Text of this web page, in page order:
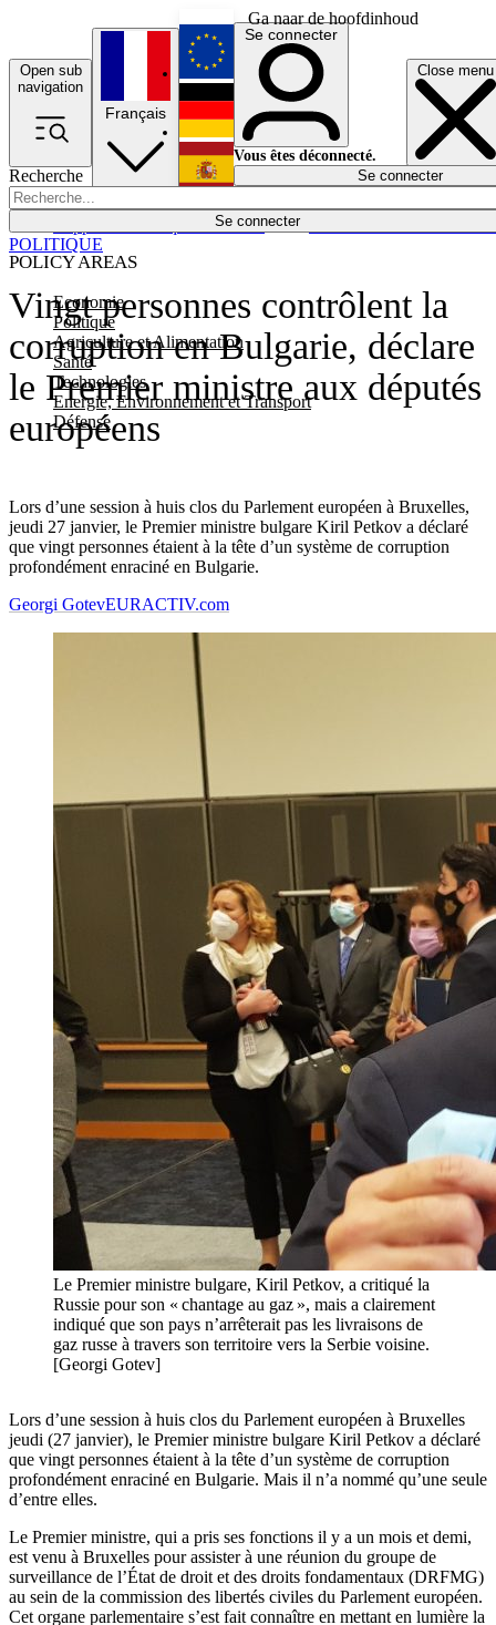
Ga naar de hoofdinhoud
Open sub
navigation
Close menu
Recherche
Se connecter
POLICY AREAS
Economie
Politique
Agriculture et Alimentation
Santé
Technologies
Energie, Environnement et Transport
Défense
Économie
Français
English
Deutsch
Español
Se connecter
Vous êtes déconnecté.
Se connecter
Vingt personnes contrôlent la
corruption en Bulgarie, déclare
le Premier ministre aux députés
européens
Lors d’une session à huis clos du Parlement européen à Bruxelles,
jeudi 27 janvier, le Premier ministre bulgare Kiril Petkov a déclaré
que vingt personnes étaient à la tête d’un système de corruption
profondément enraciné en Bulgarie.
POLITIQUE
Georgi GotevEURACTIV.com
Le Premier ministre bulgare, Kiril Petkov, a critiqué la
Russie pour son « chantage au gaz », mais a clairement
indiqué que son pays n’arrêterait pas les livraisons de
gaz russe à travers son territoire vers la Serbie voisine.
[Georgi Gotev]
Lors d’une session à huis clos du Parlement européen à Bruxelles
jeudi (27 janvier), le Premier ministre bulgare Kiril Petkov a déclaré
que vingt personnes étaient à la tête d’un système de corruption
profondément enraciné en Bulgarie. Mais il n’a nommé qu’une seule
d’entre elles.
Le Premier ministre, qui a pris ses fonctions il y a un mois et demi,
est venu à Bruxelles pour assister à une réunion du groupe de
surveillance de l’État de droit et des droits fondamentaux (DRFMG)
au sein de la commission des libertés civiles du Parlement européen.
Cet organe parlementaire s’est fait connaître en mettant en lumière la